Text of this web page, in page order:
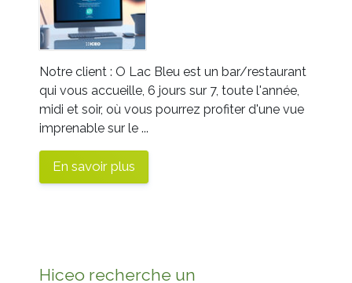
Notre client : O Lac Bleu est un bar/restaurant
qui vous accueille, 6 jours sur 7, toute l'année,
midi et soir, où vous pourrez profiter d'une vue
imprenable sur le ...
En savoir plus
Hiceo recherche un